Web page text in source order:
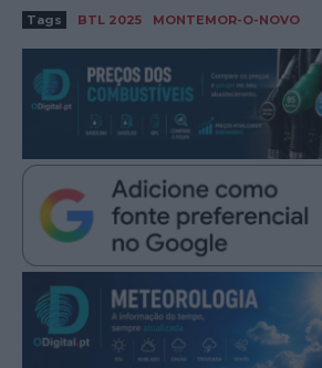
Tags BTL 2025 MONTEMOR-O-NOVO